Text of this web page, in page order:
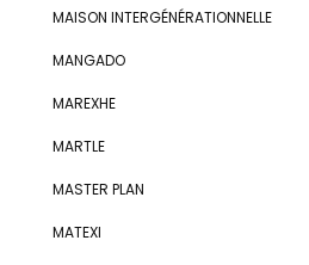
MAISON INTERGÉNÉRATIONNELLE
MANGADO
MAREXHE
MARTLE
MASTER PLAN
MATEXI